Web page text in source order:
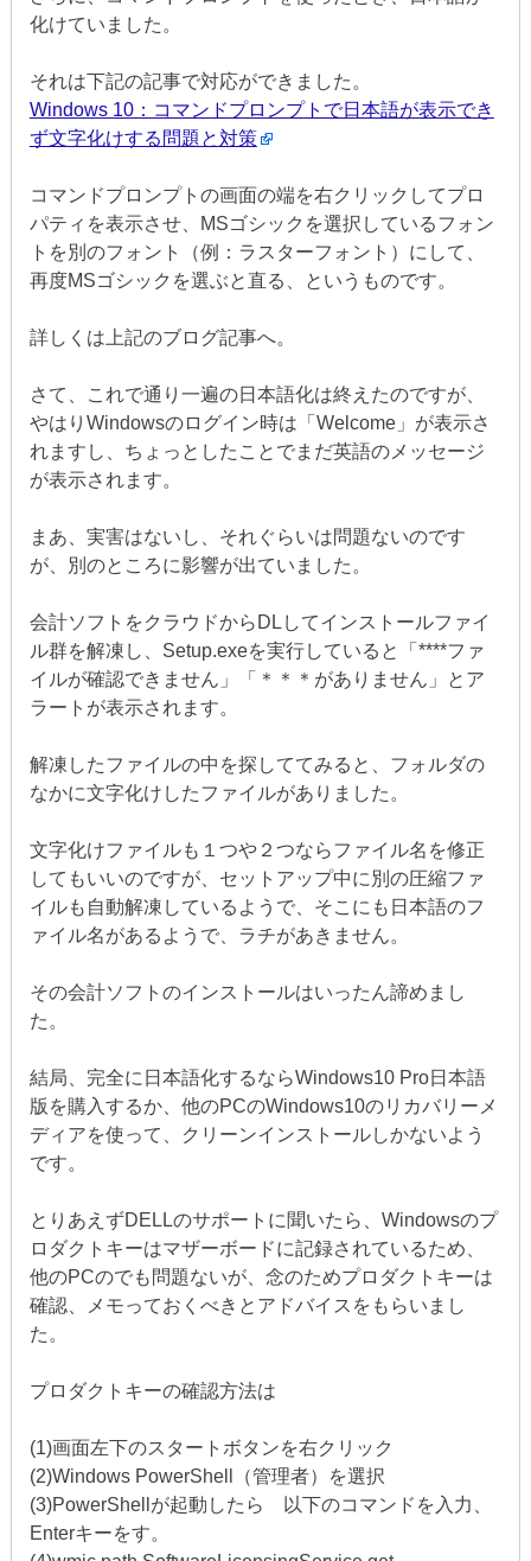
化けていました。
それは下記の記事で対応ができました。
Windows 10：コマンドプロンプトで日本語が表示でき
ず文字化けする問題と対策
コマンドプロンプトの画面の端を右クリックしてプロ
パティを表示させ、MSゴシックを選択しているフォン
トを別のフォント（例：ラスターフォント）にして、
再度MSゴシックを選ぶと直る、というものです。
詳しくは上記のブログ記事へ。
さて、これで通り一遍の日本語化は終えたのですが、
やはりWindowsのログイン時は「Welcome」が表示さ
れますし、ちょっとしたことでまだ英語のメッセージ
が表示されます。
まあ、実害はないし、それぐらいは問題ないのです
が、別のところに影響が出ていました。
会計ソフトをクラウドからDLしてインストールファイ
ル群を解凍し、Setup.exeを実行していると「****ファ
イルが確認できません」「＊＊＊がありません」とア
ラートが表示されます。
解凍したファイルの中を探しててみると、フォルダの
なかに文字化けしたファイルがありました。
文字化けファイルも１つや２つならファイル名を修正
してもいいのですが、セットアップ中に別の圧縮ファ
イルも自動解凍しているようで、そこにも日本語のフ
ァイル名があるようで、ラチがあきません。
その会計ソフトのインストールはいったん諦めまし
た。
結局、完全に日本語化するならWindows10 Pro日本語
版を購入するか、他のPCのWindows10のリカバリーメ
ディアを使って、クリーンインストールしかないよう
です。
とりあえずDELLのサポートに聞いたら、Windowsのプ
ロダクトキーはマザーボードに記録されているため、
他のPCのでも問題ないが、念のためプロダクトキーは
確認、メモっておくべきとアドバイスをもらいまし
た。
プロダクトキーの確認方法は
(1)画面左下のスタートボタンを右クリック
(2)Windows PowerShell（管理者）を選択
(3)PowerShellが起動したら 以下のコマンドを入力、
Enterキーをす。